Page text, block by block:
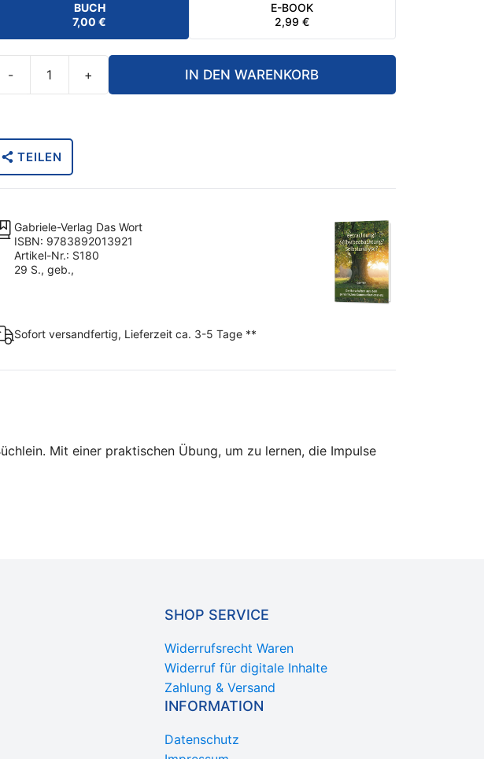
BUCH
7,00€
E-BOOK
2,99€
- + IN DEN WARENKORB
TEILEN
Gabriele-Verlag Das Wort
ISBN: 9783892013921
Artikel-Nr.: S180
29 S., geb.,
Sofort versandfertig, Lieferzeit ca. 3-5 Tage **
Mit einer praktischen Übung, um zu lernen, die Impulse
SHOP SERVICE
Widerrufsrecht Waren
Widerruf für digitale Inhalte
Zahlung & Versand
INFORMATION
Datenschutz